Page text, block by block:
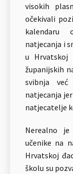
visokih
očekivali
kalendaru
natjecanja i
u Hrvatskoj
županijskih
svibnja već
natjecanja
natjecatelje
Nerealno
učenike na
Hrvatskoj
školu su